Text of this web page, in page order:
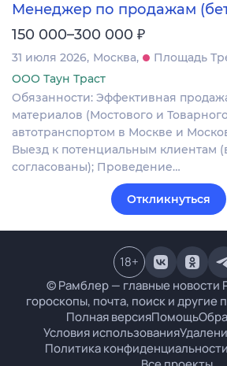
Менеджер по продажам
150 000–300 000 ₽
31 июля 2026 Москва
Площадь
ООО Таун Траст
Обязанности: Эффективная
материалов (Мостового и
автотранспортом в Москве и
Выезд к потенциальным клиентам
согласованы); Проведение…
Откликнуться
© Рамблер — главные новости
гороскопы, почта, поиск и другие
Полная версияПомощь
Условия использования
Политика конфиденциальности
18+